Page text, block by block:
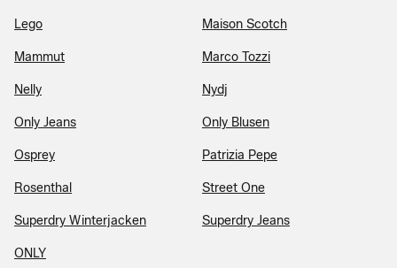
Lego Maison Scotch
Mammut Marco Tozzi
Nelly Nydj
Only Jeans Only Blusen
Osprey Patrizia Pepe
Rosenthal Street One
Superdry Winterjacken Superdry Jeans
ONLY